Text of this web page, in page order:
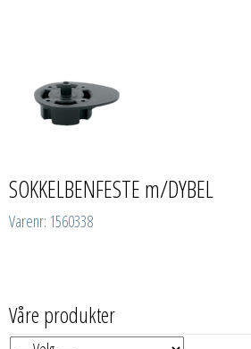
SOKKELBENFESTE m/DYBEL
Varenr: 1560338
Våre produkter